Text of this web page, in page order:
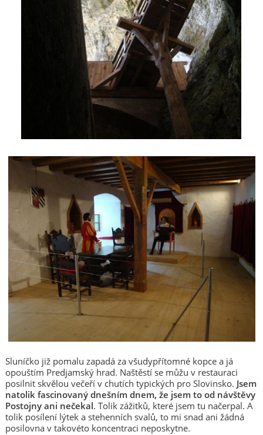
Sluníčko již pomalu zapadá za všudypřítomné kopce a já
opouštím Predjamský hrad. Naštěstí se můžu v restauraci
posilnit skvělou večeří v chutích typických pro Slovinsko. Jsem
natolik fascinovaný dnešním dnem, že jsem to od návštěvy
Postojny ani nečekal. Tolik zážitků, které jsem tu načerpal. A
tolik posílení lýtek a stehenních svalů, to mi snad ani žádná
posilovna v takovéto koncentraci neposkytne.